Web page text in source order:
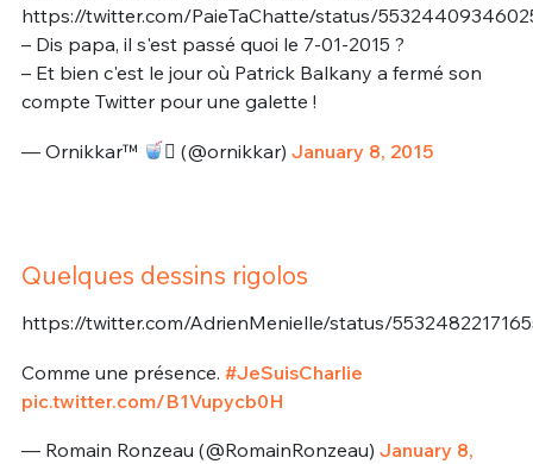
https://twitter.com/PaieTaChatte/status/
– Dis papa, il s'est passé quoi le 7-01-2015 ?
– Et bien c'est le jour où Patrick Balkany a fermé son
compte Twitter pour une galette !
— Ornikkar™  (@ornikkar) January 8, 2015
Quelques dessins rigolos
https://twitter.com/AdrienMenielle/status/
Comme une présence. #JeSuisCharlie
pic.twitter.com/B1Vupycb0H
— Romain Ronzeau (@RomainRonzeau) January 8,